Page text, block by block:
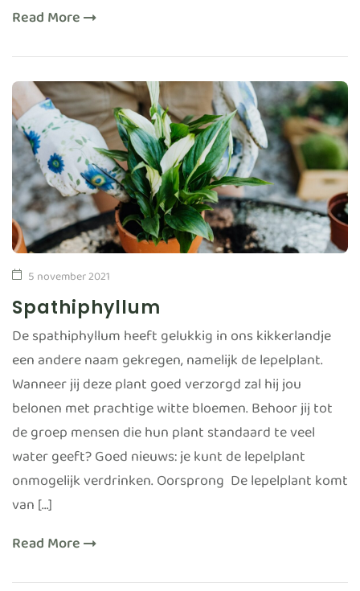
Read More
5 november 2021
Spathiphyllum
De spathiphyllum heeft gelukkig in ons kikkerlandje
een andere naam gekregen, namelijk de lepelplant.
Wanneer jij deze plant goed verzorgd zal hij jou
belonen met prachtige witte bloemen. Behoor jij tot
de groep mensen die hun plant standaard te veel
water geeft? Goed nieuws: je kunt de lepelplant
onmogelijk verdrinken. Oorsprong De lepelplant komt
van […]
Read More